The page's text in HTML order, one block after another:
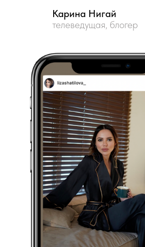
Карина Нигай
телеведущая, блогер